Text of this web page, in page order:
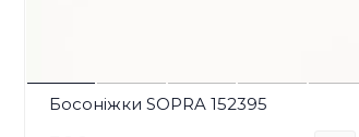
Босоніжки SOPRA 152395